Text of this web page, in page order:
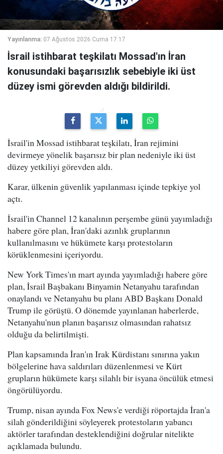
Yayınlanma: 07 Ağustos 2026 Cuma 17:17
İsrail istihbarat teşkilatı Mossad'ın İran
konusundaki başarısızlık sebebiyle iki üst
düzey ismi görevden aldığı bildirildi.
İsrail'in Mossad istihbarat teşkilatı, İran rejimini
devirmeye yönelik başarısız bir plan nedeniyle iki üst
düzey yetkiliyi görevden aldı.
Karar, ülkenin güvenlik yapılanması içinde tepkiye yol
açtı.
İsrail'in Channel 12 kanalının perşembe günü yayımladığı
habere göre plan, İran'daki azınlık gruplarının
kullanılmasını ve hükümete karşı protestoların
körüklenmesini içeriyordu.
New York Times'ın mart ayında yayımladığı habere göre
plan, İsrail Başbakanı Binyamin Netanyahu tarafından
onaylandı ve Netanyahu bu planı ABD Başkanı Donald
Trump ile görüştü. O dönemde yayınlanan haberlerde,
Netanyahu'nun planın başarısız olmasından rahatsız
olduğu da belirtilmişti.
Plan kapsamında İran'ın Irak Kürdistanı sınırına yakın
bölgelerine hava saldırıları düzenlenmesi ve Kürt
grupların hükümete karşı silahlı bir isyana öncülük etmesi
öngörülüyordu.
Trump, nisan ayında Fox News'e verdiği röportajda İran'a
silah gönderildiğini söyleyerek protestoların yabancı
aktörler tarafından desteklendiğini doğrular nitelikte
açıklamada bulundu.